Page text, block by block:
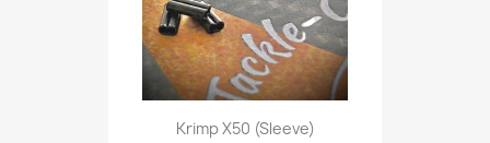
Krimp X50 (sleeve)